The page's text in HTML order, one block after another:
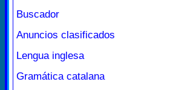
Buscador
Anuncios clasificados
Lengua inglesa
Gramática catalana